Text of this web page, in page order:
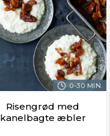
0-30 MIN.
Risengrød med
kanelbagte æbler